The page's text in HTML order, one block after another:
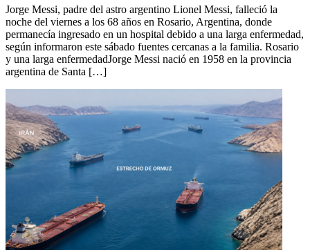
Jorge Messi, padre del astro argentino Lionel Messi, falleció la
noche del viernes a los 68 años en Rosario, Argentina, donde
permanecía ingresado en un hospital debido a una larga enfermedad,
según informaron este sábado fuentes cercanas a la familia. Rosario
y una larga enfermedadJorge Messi nació en 1958 en la provincia
argentina de Santa […]